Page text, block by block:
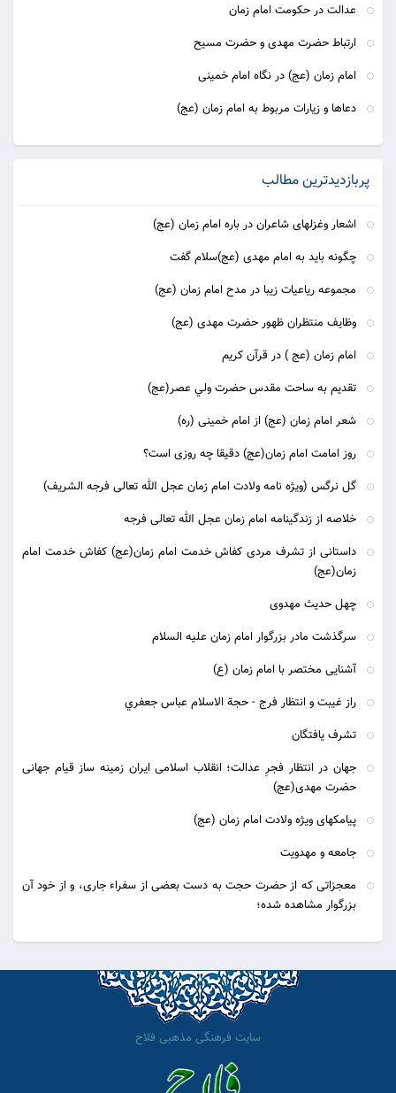
عدالت در حکومت امام زمان
ارتباط حضرت مهدی و حضرت مسیح
امام زمان (عج) در نگاه امام خمینی
دعاها و زیارات مربوط به امام زمان (عج)
پربازدیدترین مطالب
اشعار وغزلهای شاعران در باره امام زمان (عج)
چگونه باید به امام مهدی (عج)سلام گفت
مجموعه ریاعیات زیبا در مدح امام زمان (عج)
وظایف منتظران ظهور حضرت مهدی (عج)
امام زمان (عج ) در قرآن کریم
تقديم به ساحت مقدس حضرت ولي عصر(عج)
شعر امام زمان (عج) از امام خمینی (ره)
روز امامت امام زمان(عج) دقیقا چه روزی است؟
گل نرگس (ویژه نامه ولادت امام زمان عجل الله تعالی فرجه الشریف)
خلاصه از زندگینامه امام زمان عجل الله تعالی فرجه
داستانی از تشرف مردی کفاش خدمت امام زمان(عج) کفاش خدمت امام
زمان(عج)
چهل حدیث مهدوی
سرگذشت مادر بزرگوار امام زمان علیه السلام
آشنایی مختصر با امام زمان (ع)
راز غيبت و انتظار فرج - حجة الاسلام عباس جعفري
تشرف یافتگان
جهان در انتظار فجرِ عدالت؛ انقلاب اسلامى ایران زمینه ساز قیام جهانى
حضرت مهدى(عج)
پیامکهای ویژه ولادت امام زمان (عج)
جامعه و مهدويت
معجزاتی که از حضرت حجت به دست بعضی از سفراء جاری، و از خود آن
بزرگوار مشاهده شده؛
سایت فرهنگی مذهبی فلاح